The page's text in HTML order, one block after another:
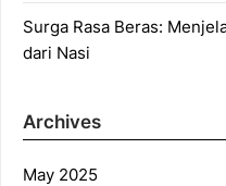
Surga Rasa Beras:
dari Nasi
Archives
May 2025